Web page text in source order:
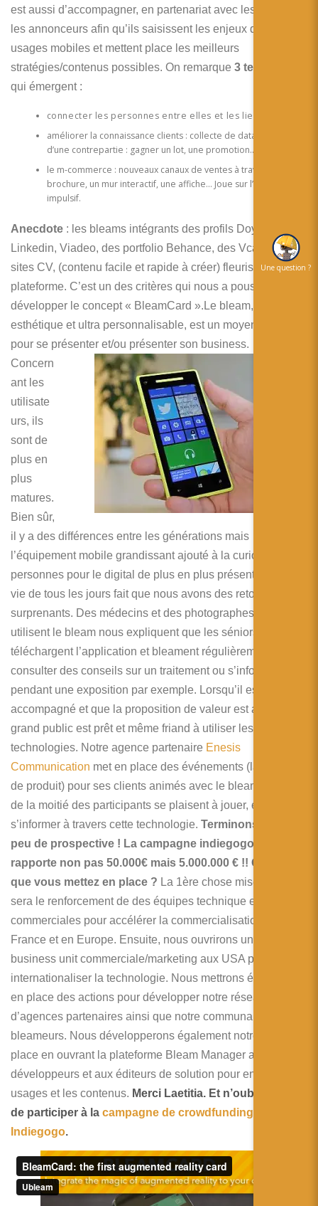
est aussi d’accompagner, en partenariat avec les agences,
les annonceurs afin qu’ils saisissent les enjeux des
usages mobiles et mettent place les meilleurs
stratégies/contenus possibles. On remarque 3 tendances
qui émergent :
connecter les personnes entre elles et les lieux
améliorer la connaissance clients : collecte de data en échange
d’une contrepartie : gagner un lot, une promotion…
le m-commerce : nouveaux canaux de ventes à travers la
brochure, un mur interactif, une affiche… Joue sur l’achat
impulsif.
Anecdote : les bleams intégrants des profils Doyoubuzz,
Linkedin, Viadeo, des portfolio Behance, des Vcards, des
sites CV, (contenu facile et rapide à créer) fleurissent sur la
plateforme. C’est un des critères qui nous a poussé à
développer le concept « BleamCard ».Le bleam,
esthétique et ultra personnalisable, est un moyen efficace
pour se présenter et/ou présenter son business.
Concern
ant les
utilisate
urs, ils
sont de
plus en
plus
matures.
Bien sûr,
il y a des différences entre les générations mais
l’équipement mobile grandissant ajouté à la curiosité des
personnes pour le digital de plus en plus présent dans la
vie de tous les jours fait que nous avons des retours
surprenants. Des médecins et des photographes qui
utilisent le bleam nous expliquent que les séniors
téléchargent l’application et bleament régulièrement pour
consulter des conseils sur un traitement ou s’informer
pendant une exposition par exemple. Lorsqu’il est
accompagné et que la proposition de valeur est adaptée, le
grand public est prêt et même friand à utiliser les nouvelles
technologies. Notre agence partenaire Enesis
Communication met en place des événements (lancement
de produit) pour ses clients animés avec le bleam et plus
de la moitié des participants se plaisent à jouer, échanger,
s’informer à travers cette technologie. Terminons par un
peu de prospective ! La campagne indiegogo vous
rapporte non pas 50.000€ mais 5.000.000 € !! Qu’est-ce
que vous mettez en place ? La 1ère chose mise en place
sera le renforcement de des équipes technique et
commerciales pour accélérer la commercialisation en
France et en Europe. Ensuite, nous ouvrirons une
business unit commerciale/marketing aux USA pour
internationaliser la technologie. Nous mettrons également
en place des actions pour développer notre réseau
d’agences partenaires ainsi que notre communauté de
bleameurs. Nous développerons également notre market
place en ouvrant la plateforme Bleam Manager aux
développeurs et aux éditeurs de solution pour enrichir les
usages et les contenus. Merci Laetitia. Et n’oubliez pas
de participer à la campagne de crowdfunding sur
Indiegogo.
Une question ?